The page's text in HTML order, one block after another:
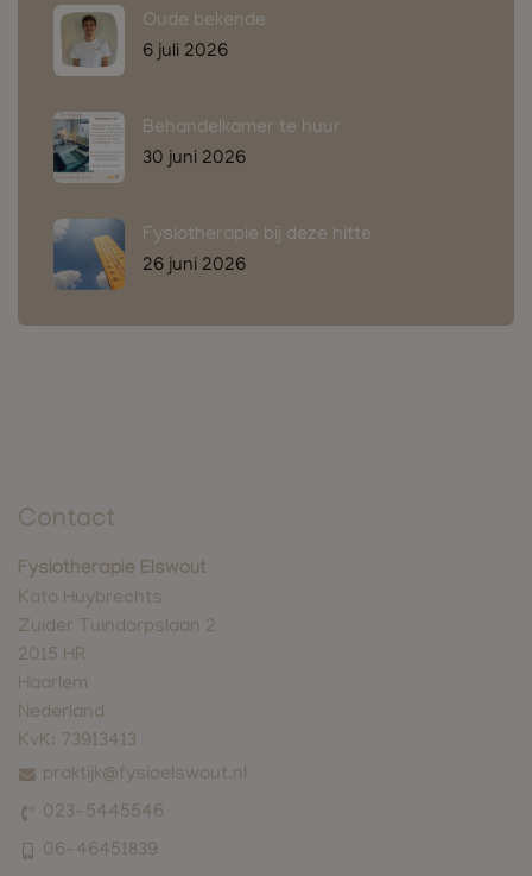
Oude bekende
6 juli 2026
Behandelkamer te huur
30 juni 2026
Fysiotherapie bij deze hitte
26 juni 2026
Contact
Fysiotherapie Elswout
Kato Huybrechts
Zuider Tuindorpslaan 2
2015 HR
Haarlem
Nederland
praktijk@fysioelswout.nl
023-5445546
06-46451839
KvK: 73913413